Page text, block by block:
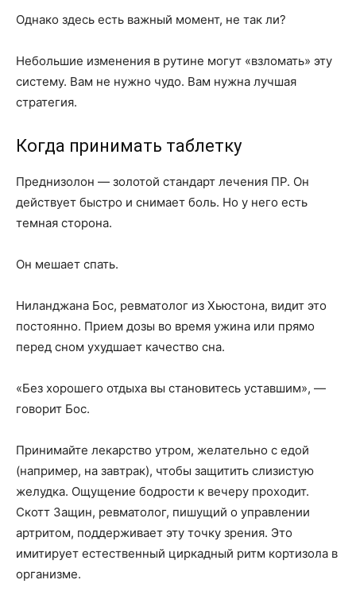
Однако здесь есть важный момент, не так ли?
Небольшие изменения в рутине могут «взломать» эту
систему. Вам не нужно чудо. Вам нужна лучшая
стратегия.
Когда принимать таблетку
Преднизолон — золотой стандарт лечения ПР. Он
действует быстро и снимает боль. Но у него есть
темная сторона.
Он мешает спать.
Ниланджана Бос, ревматолог из Хьюстона, видит это
постоянно. Прием дозы во время ужина или прямо
перед сном ухудшает качество сна.
«Без хорошего отдыха вы становитесь уставшим», —
говорит Бос.
Принимайте лекарство утром, желательно с едой
(например, на завтрак), чтобы защитить слизистую
желудка. Ощущение бодрости к вечеру проходит.
Скотт Защин, ревматолог, пишущий о управлении
артритом, поддерживает эту точку зрения. Это
имитирует естественный циркадный ритм кортизола в
организме.